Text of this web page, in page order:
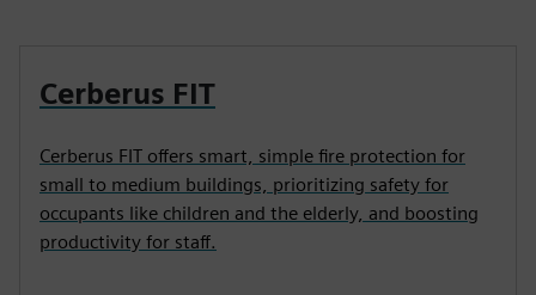
Cerberus FIT
Cerberus FIT offers smart, simple fire protection for
small to medium buildings, prioritizing safety for
occupants like children and the elderly, and boosting
productivity for staff.